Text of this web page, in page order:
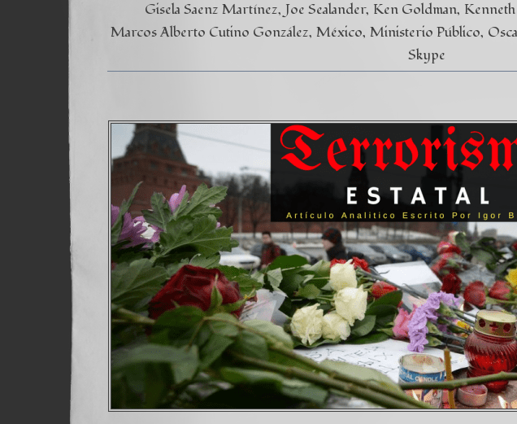
Gisela Saenz Martínez Joe Sealander Ken Goldman
Marcos Alberto Cutino González México Ministerio Público
Skype